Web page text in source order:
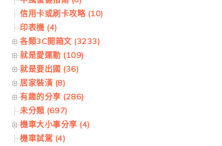
信用卡或刷卡攻略 (10)
印表機 (4)
各類3C開箱文 (3233)
就是愛運動 (109)
就是要出國 (36)
居家裝潢 (8)
有趣的分享 (286)
未分類 (697)
機車大小事分享 (4)
機車試駕 (4)